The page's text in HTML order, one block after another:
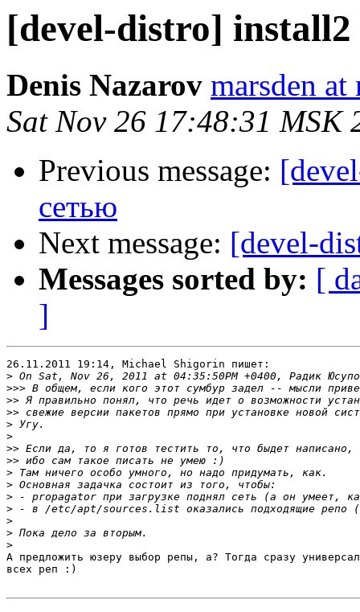
[devel-distro] install2
Denis Nazarov marsden
Sat Nov 26 17:48:31 MSK
Previous message:
сетью
Next message: [devel-
Messages sorted by: [
]
26.11.2011 19:14, Michael Shigorin пишет:
>
>>>
>>
>>
>
>
>>
>>
>
>
>
>
>
>
>
А предложить юзеру выбор репы, а? Тогда сразу
всех реп :)